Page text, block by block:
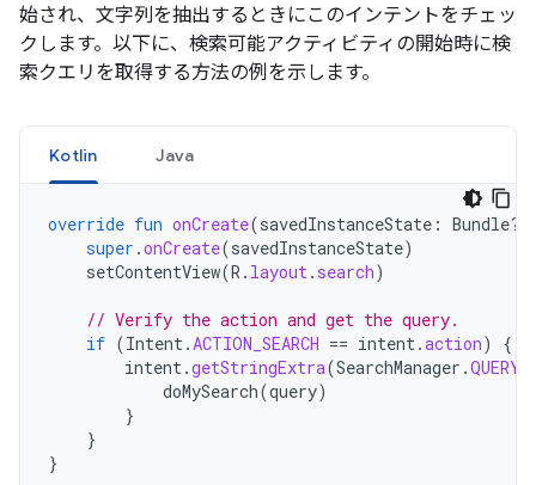
始され、文字列を抽出するときにこのインテントをチェッ
クします。以下に、検索可能アクティビティの開始時に検
索クエリを取得する方法の例を示します。
Kotlin Java
override fun onCreate(savedInstanceState : Bundle?)
super .onCreate(savedInstanceState)
setContentView(R . layout. search)
// Verify the action and get the query.
if (Intent.ACTION_SEARCH == intent.action)
{
intent.getStringExtra(SearchManager .QUERY
doMySearch(query)
}
}
}